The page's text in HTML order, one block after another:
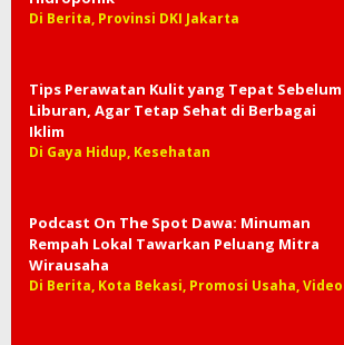
Di Berita, Provinsi DKI Jakarta
Tips Perawatan Kulit yang Tepat Sebelum
Liburan, Agar Tetap Sehat di Berbagai
Iklim
Di Gaya Hidup, Kesehatan
Podcast On The Spot Dawa: Minuman
Rempah Lokal Tawarkan Peluang Mitra
Wirausaha
Di Berita, Kota Bekasi, Promosi Usaha, Video